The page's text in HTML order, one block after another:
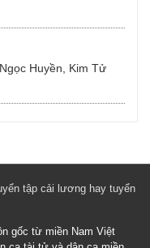
Huyền, Kim Tử
tập cải lương hay tuyển
gốc từ miền Nam Việt